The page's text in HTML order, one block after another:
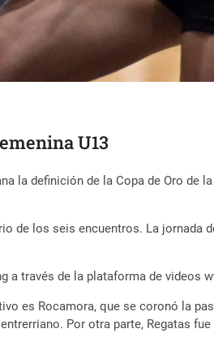
U13
la definición de la Copa de Oro
de los seis encuentros. La
a través de la plataforma de videos
es Rocamora, que se coronó la
Por otra parte, Regatas